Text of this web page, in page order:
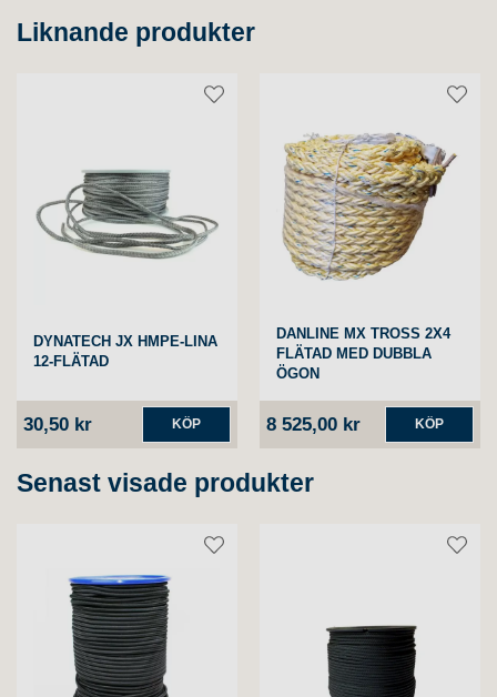
Liknande produkter
DYNATECH JX HMPE-LINA
12-FLÄTAD
30,50 kr KÖP
DANLINE MX TROSS 2X4
FLÄTAD MED DUBBLA
ÖGON
8 525,00 kr KÖP
Senast visade produkter